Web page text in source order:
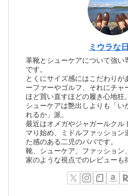
ミウラな
革靴とシューケアについて強い
です。
とくにサイズ感にはこだわりが
ーファーやゴルフ、それにチャ
ほど買い直すほどの履き心地狂。
シューケアは艶出しよりも「い
れるか」派。
最近はオメガやジャガールクル
マり始め、ミドルファッション
た感のある二児のパパです。
靴、シューケア、ファッション
家のような視点でのレビューも